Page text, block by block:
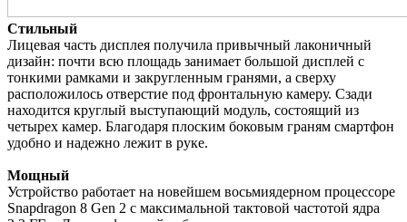
Стильный
Лицевая часть дисплея получила привычный лаконичный
дизайн: почти всю площадь занимает большой дисплей с
тонкими рамками и закругленным гранями, а сверху
расположилось отверстие под фронтальную камеру. Сзади
находится круглый выступающий модуль, состоящий из
четырех камер. Благодаря плоским боковым граням смартфон
удобно и надежно лежит в руке.
Мощный
Устройство работает на новейшем восьмиядерном процессоре
Snapdragon 8 Gen 2 с максимальной тактовой частотой ядра